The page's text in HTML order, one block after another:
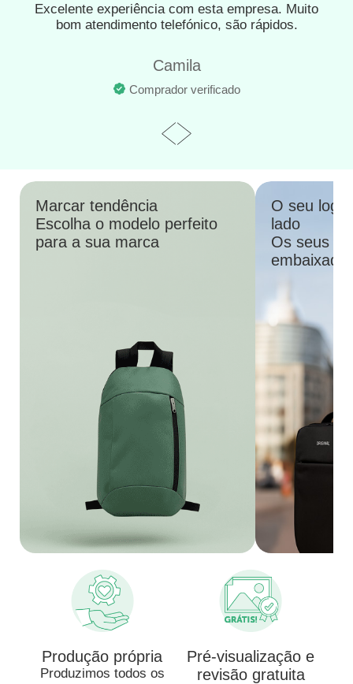
Excelente experiência com esta empresa. Muito
bom atendimento telefónico, são rápidos.
Camila
Comprador verificado
Marcar tendência
Escolha o modelo perfeito
para a sua marca
O seu
lado
Os seus
Produção própria
Produzimos todos os
Pré-visualização e
revisão gratuita